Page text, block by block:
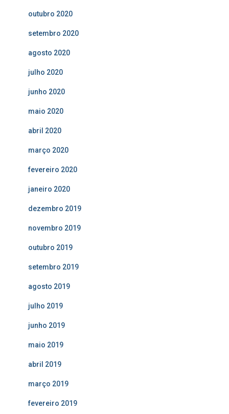
outubro 2020
setembro 2020
agosto 2020
julho 2020
junho 2020
maio 2020
abril 2020
março 2020
fevereiro 2020
janeiro 2020
dezembro 2019
novembro 2019
outubro 2019
setembro 2019
agosto 2019
julho 2019
junho 2019
maio 2019
abril 2019
março 2019
fevereiro 2019